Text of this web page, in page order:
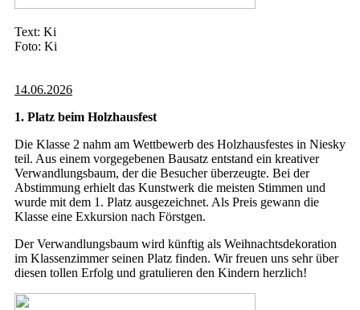
Text: Ki
Foto: Ki
14.06.2026
1. Platz beim Holzhausfest
Die Klasse 2 nahm am Wettbewerb des Holzhausfestes in Niesky
teil. Aus einem vorgegebenen Bausatz entstand ein kreativer
Verwandlungsbaum, der die Besucher überzeugte. Bei der
Abstimmung erhielt das Kunstwerk die meisten Stimmen und
wurde mit dem 1. Platz ausgezeichnet. Als Preis gewann die
Klasse eine Exkursion nach Förstgen.
Der Verwandlungsbaum wird künftig als Weihnachtsdekoration
im Klassenzimmer seinen Platz finden. Wir freuen uns sehr über
diesen tollen Erfolg und gratulieren den Kindern herzlich!